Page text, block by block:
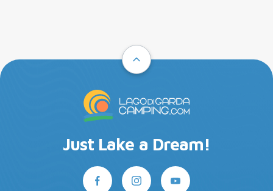
Just Lake a Dream!